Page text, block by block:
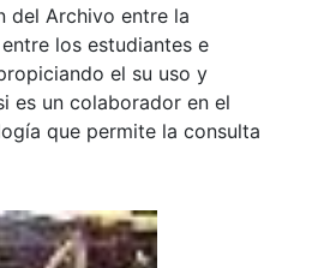
del Archivo entre la
los estudiantes e
el su uso y
es un colaborador en el
que permite la consulta